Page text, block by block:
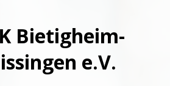
Bietigheim-
e.V.